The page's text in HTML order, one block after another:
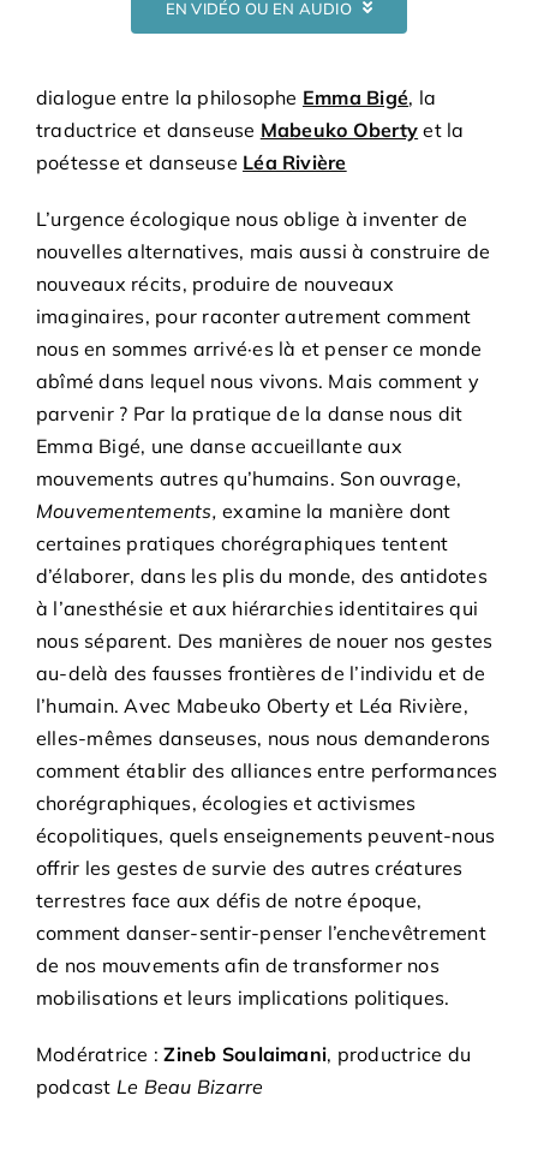
EN VIDÉO OU EN AUDIO
dialogue entre la philosophe Emma Bigé, la
traductrice et danseuse Mabeuko Oberty et la
poétesse et danseuse Léa Rivière
L’urgence écologique nous oblige à inventer de
nouvelles alternatives, mais aussi à construire de
nouveaux récits, produire de nouveaux
imaginaires, pour raconter autrement comment
nous en sommes arrivé·es là et penser ce monde
abîmé dans lequel nous vivons. Mais comment y
parvenir ? Par la pratique de la danse nous dit
Emma Bigé, une danse accueillante aux
mouvements autres qu’humains. Son ouvrage,
Mouvementements,examine la manière dont
certaines pratiques chorégraphiques tentent
d’élaborer, dans les plis du monde, des antidotes
à l’anesthésie et aux hiérarchies identitaires qui
nous séparent. Des manières de nouer nos gestes
au-delà des fausses frontières de l’individu et de
l’humain. Avec Mabeuko Oberty et Léa Rivière,
elles-mêmes danseuses, nous nous demanderons
comment établir des alliances entre performances
chorégraphiques, écologies et activismes
écopolitiques, quels enseignements peuvent-nous
offrir les gestes de survie des autres créatures
terrestres face aux défis de notre époque,
comment danser-sentir-penser l’enchevêtrement
de nos mouvements afin de transformer nos
mobilisations et leurs implications politiques.
Modératrice :Zineb Soulaimani, productrice du
podcast Le Beau Bizarre